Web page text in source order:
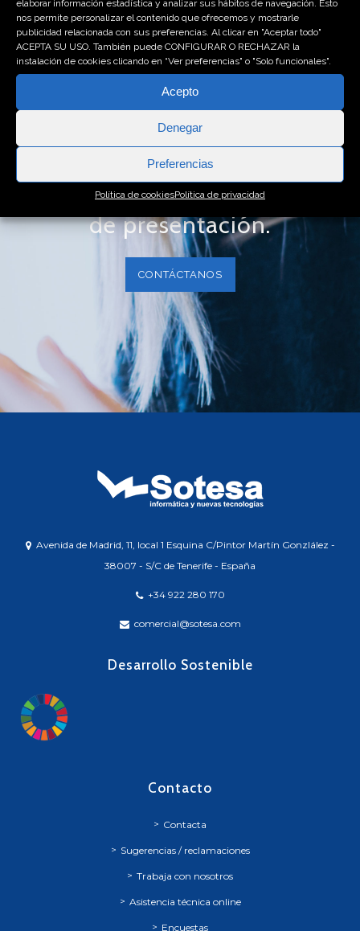
elaborar información estadística y analizar sus hábitos de navegación. Esto
nos permite personalizar el contenido que ofrecemos y mostrarle
publicidad relacionada con sus preferencias. Al clicar en "Aceptar todo"
ACEPTA SU USO. También puede CONFIGURAR O RECHAZAR la
instalación de cookies clicando en “Ver preferencias" o "Solo funcionales".
Acepto
Denegar
Preferencias
Política de cookiesPolítica de privacidad
nivel técnico, la
calidad humana de
nuestros servicios y
las opiniones de
nuestros clientes son
nuestra mejor carta
de presentación.
CONTÁCTANOS
Avenida de Madrid, 11, local 1 Esquina C/Pintor Martín Gonzlález -
38007 - S/C de Tenerife - España
+34 922 280 170
comercial@sotesa.com
Desarrollo Sostenible
Contacto
Contacta
Sugerencias / reclamaciones
Trabaja con nosotros
Asistencia técnica online
Encuestas